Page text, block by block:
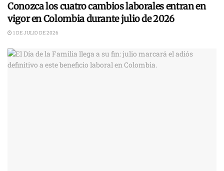
Conozca los cuatro cambios laborales entran en
vigor en Colombia durante julio de 2026
1 DE JULIO DE 2026